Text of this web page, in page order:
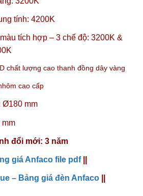
tính: 4200K
tích hợp – 3 chế độ: 3200K &
chất lượng cao thanh đồng dây vàng
cao cấp
Ø180 mm
mm
đổi mới: 3 năm
giá Anfaco file pdf
– Bảng giá đèn Anfaco